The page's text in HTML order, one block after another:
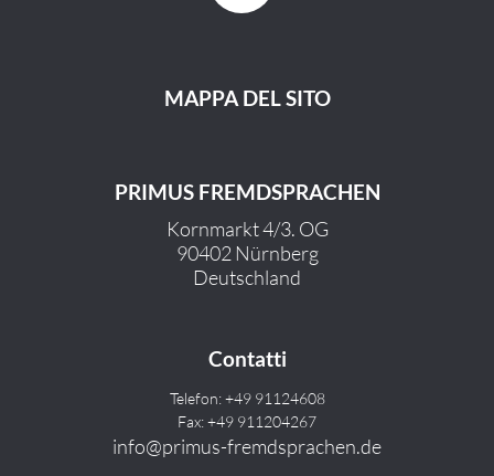
MAPPA DEL SITO
PRIMUS FREMDSPRACHEN
Kornmarkt 4/3. OG
90402 Nürnberg
Deutschland
Contatti
Telefon: +49 91124608
Fax: +49 911204267
info@primus-fremdsprachen.de